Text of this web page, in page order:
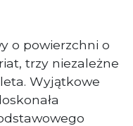
o powierzchni o
trzy niezależne
Wyjątkowe